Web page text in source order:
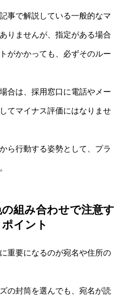
事で解説している一般的なマ
りませんが、指定がある場合
がかかっても、必ずそのルー
合は、採用窓口に電話やメー
てマイナス評価にはなりませ
ら行動する姿勢として、プラ
組み合わせで注意す
イント
重要になるのが宛名や住所の
の封筒を選んでも、宛名が読